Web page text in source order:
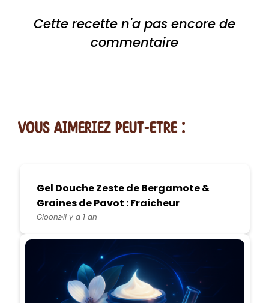
Cette recette n'a pas encore de
commentaire
vous AIMERiEZ PEUT-ETRE :
Gel Douche Zeste de Bergamote &
Graines de Pavot : Fraicheur
Exfoliante Maison
GloonzIl y a 1 an